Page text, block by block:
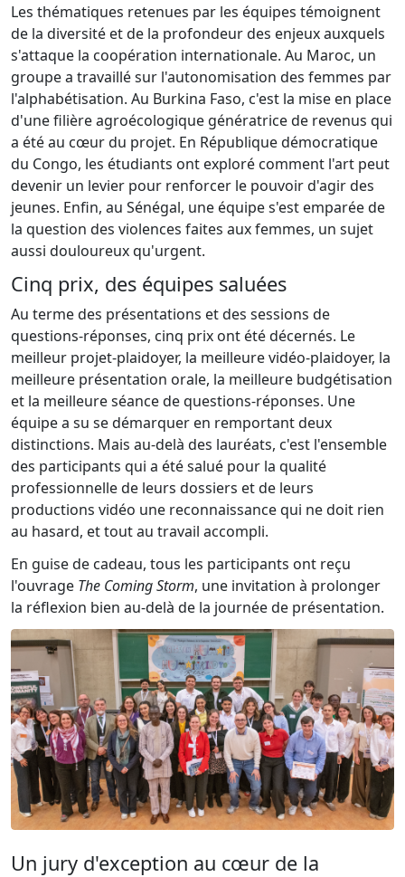
Les thématiques retenues par les équipes témoignent
de la diversité et de la profondeur des enjeux auxquels
s'attaque la coopération internationale. Au Maroc, un
groupe a travaillé sur l'autonomisation des femmes par
l'alphabétisation. Au Burkina Faso, c'est la mise en place
d'une filière agroécologique génératrice de revenus qui
a été au cœur du projet. En République démocratique
du Congo, les étudiants ont exploré comment l'art peut
devenir un levier pour renforcer le pouvoir d'agir des
jeunes. Enfin, au Sénégal, une équipe s'est emparée de
la question des violences faites aux femmes, un sujet
aussi douloureux qu'urgent.
Cinq prix, des équipes saluées
Au terme des présentations et des sessions de
questions-réponses, cinq prix ont été décernés. Le
meilleur projet-plaidoyer, la meilleure vidéo-plaidoyer, la
meilleure présentation orale, la meilleure budgétisation
et la meilleure séance de questions-réponses. Une
équipe a su se démarquer en remportant deux
distinctions. Mais au-delà des lauréats, c'est l'ensemble
des participants qui a été salué pour la qualité
professionnelle de leurs dossiers et de leurs
productions vidéo une reconnaissance qui ne doit rien
au hasard, et tout au travail accompli.
En guise de cadeau, tous les participants ont reçu
l'ouvrage The Coming Storm, une invitation à prolonger
la réflexion bien au-delà de la journée de présentation.
Un jury d'exception au cœur de la